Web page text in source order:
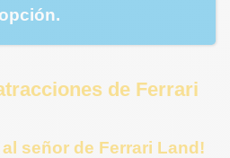
opción.
de Ferrari
señor de Ferrari Land!